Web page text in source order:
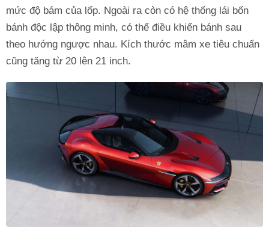
mức độ bám của lốp. Ngoài ra còn có hệ thống lái bốn
bánh độc lập thông minh, có thể điều khiển bánh sau
theo hướng ngược nhau. Kích thước mâm xe tiêu chuẩn
cũng tăng từ 20 lên 21 inch.